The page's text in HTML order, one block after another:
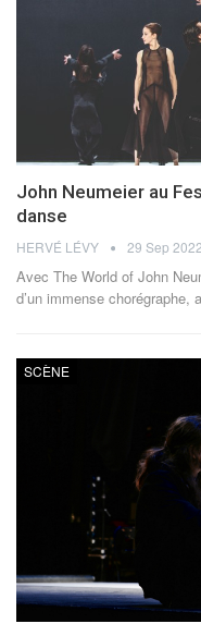
John Neumeier au
danse
HERVÉ LÉVY 29 Sep 2022
Avec The World of John
d’un immense chorégraphe,
SCÈNE